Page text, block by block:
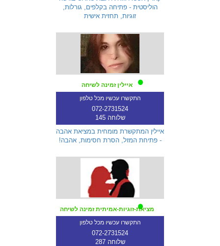
הוליסטית - פתיחה בקלפים, גורלות,
זוגיות, תחזית אישית
איילין זמינה לשיחה
התקשרו עכשיו מכל טלפון
072-2731524
שלוחה 145
איילין המתקשרת מומחית במציאת אהבה
- פתיחת המזל, הסרת חסימות, אהבה!
מציאת-זוגיות-אמיתית זמינה לשיחה
התקשרו עכשיו מכל טלפון
072-2731524
שלוחה 287